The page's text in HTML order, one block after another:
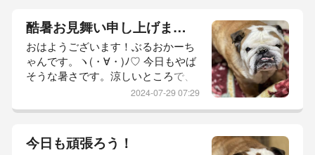
ゃんも、帰宅は早かったものの暑さ
のためかバテバテ。少し痩せたよう
な？坊っちゃんは、指間炎があちこ
ち。消毒して、お薬塗りました。高
温多湿のこの時期、嫌になりますね
ぇ。ひどくならないように、ケアし
たいと...
酷暑お見舞い申し上げます。
おはようございます！ぶるおかーち
ゃんです。ヽ(・∀・)ﾉ♡ 今日もやば
そうな暑さです。涼しいところで、
のんびり過ごしましょう！坊っちゃ
入れ替えタイム。暑かろうが寒かろ
うが、毎日やります。この間に、坊
2024-07-29 07:29
今日も頑張ろう！